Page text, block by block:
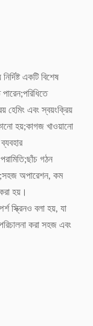
একটি বিশেষ
হেমিং এবং স্বয়ংক্রিয়
হয়;কাগজ খাওয়ানো
গঠন
অপারেশন, কম
হয়।
স্ক্রিনও বলা হয়, যা
করা সহজ এবং